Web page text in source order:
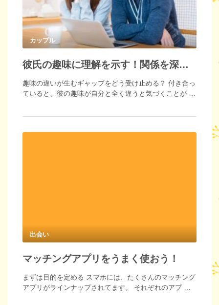
カップル
彼氏の趣味に理解を示す！関係を深めるための方法とは
趣味の違いが生むギャップをどう受け止める？ 付き合っ
ていると、彼の趣味が自分と全く違うと気づくことが …
出会い
マッチングアプリをうまく使おう！
まずは目的を定める スマホには、たくさんのマッチング
アプリがラインナップされてます。 それぞれのアプ …